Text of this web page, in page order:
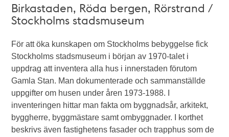
Birkastaden, Röda bergen, Rörstrand /
Stockholms stadsmuseum
För att öka kunskapen om Stockholms bebyggelse fick
Stockholms stadsmuseum i början av 1970-talet i
uppdrag att inventera alla hus i innerstaden förutom
Gamla Stan. Man dokumenterade och sammanställde
uppgifter om husen under åren 1973-1988. I
inventeringen hittar man fakta om byggnadsår, arkitekt,
byggherre, byggmästare samt ombyggnader. I korthet
beskrivs även fastighetens fasader och trapphus som de